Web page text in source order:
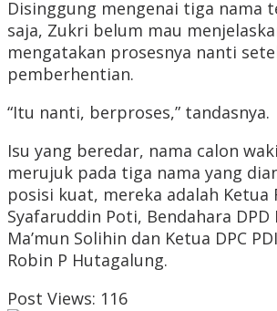
Disinggung mengenai tiga nama
saja, Zukri belum mau
mengatakan prosesnya nanti
pemberhentian.
“Itu nanti, berproses,” tandasnya.
Isu yang beredar, nama calon
merujuk pada tiga nama yang
posisi kuat, mereka adalah Ketua
Syafaruddin Poti, Bendahara DPD
Ma’mun Solihin dan Ketua DPC
Robin P Hutagalung.
Post Views: 116